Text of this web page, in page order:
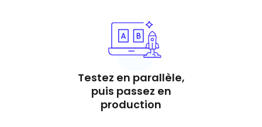
Testez en parallèle,
puis passez en
production